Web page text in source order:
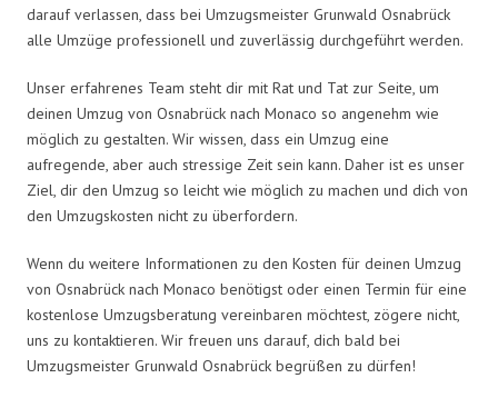
darauf verlassen, dass bei Umzugsmeister Grunwald Osnabrück
alle Umzüge professionell und zuverlässig durchgeführt werden.
Unser erfahrenes Team steht dir mit Rat und Tat zur Seite, um
deinen Umzug von Osnabrück nach Monaco so angenehm wie
möglich zu gestalten. Wir wissen, dass ein Umzug eine
aufregende, aber auch stressige Zeit sein kann. Daher ist es unser
Ziel, dir den Umzug so leicht wie möglich zu machen und dich von
den Umzugskosten nicht zu überfordern.
Wenn du weitere Informationen zu den Kosten für deinen Umzug
von Osnabrück nach Monaco benötigst oder einen Termin für eine
kostenlose Umzugsberatung vereinbaren möchtest, zögere nicht,
uns zu kontaktieren. Wir freuen uns darauf, dich bald bei
Umzugsmeister Grunwald Osnabrück begrüßen zu dürfen!